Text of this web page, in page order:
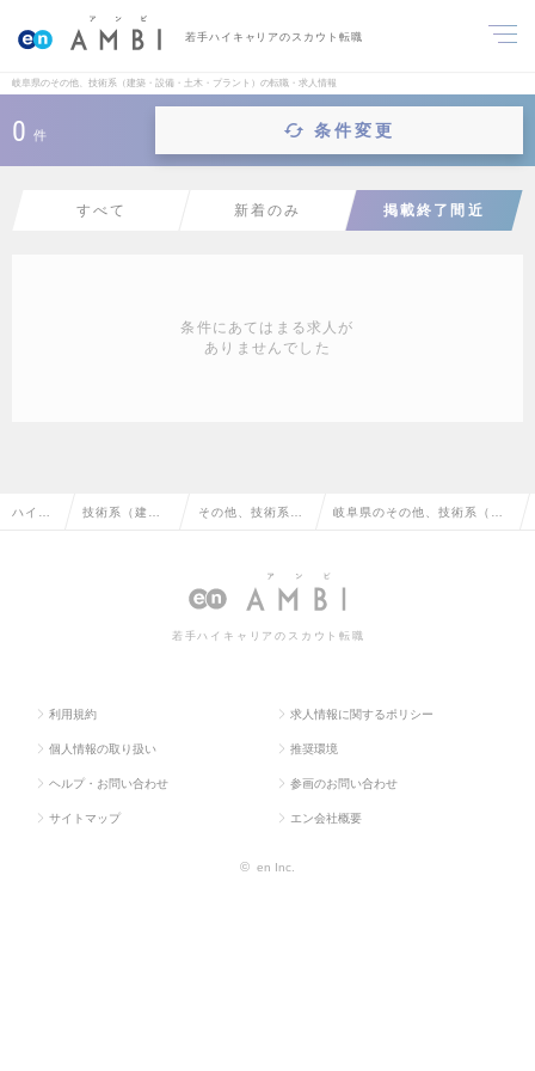
若手ハイキャリアのスカウト転職
岐阜県のその他、技術系（建築・設備・土木・プラント）の転職・求人情報
0 件 条件変更
すべて 新着のみ 掲載終了間近
条件にあてはまる求人が
ありませんでした
ハイク 技術系（建 その他、技術系
木・プラント）
岐阜県のその他、技術系（建
の転職・求人情報一覧
若手ハイキャリアのスカウト転職
利用規約 求人情報に関するポリシー
個人情報の取り扱い 推奨環境
ヘルプ・お問い合わせ 参画のお問い合わせ
サイトマップ エン会社概要
© en Inc.